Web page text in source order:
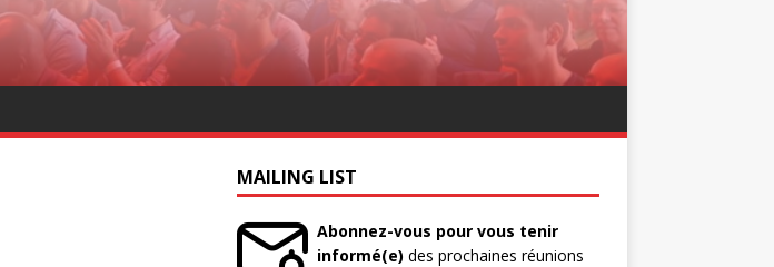
MAILING LIST
Abonnez-vous pour vous tenir
informé(e) des prochaines réunions